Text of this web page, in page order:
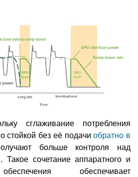
сглаживание потребления
стойкой без её подачиобратно в
больше контроля над
Такое сочетание аппаратного и
обеспечивает